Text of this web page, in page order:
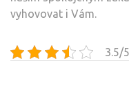
vyhovovat i Vám.
3.5/